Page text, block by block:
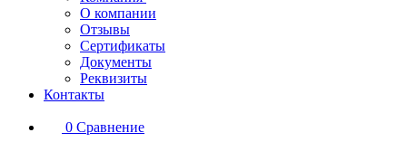
О компании
Отзывы
Сертификаты
Документы
Реквизиты
Контакты
0 Сравнение